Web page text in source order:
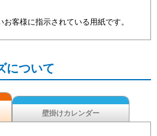
客様に指示されている用紙です。
について
壁掛けカレンダー